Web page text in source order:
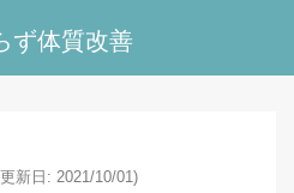
ず体質改善
新日: 2021/10/01)